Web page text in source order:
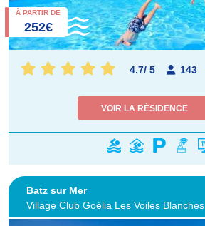
À PARTIR DE
252€
4.7/ 5 143
VOIR LA RÉSIDENCE
Batz sur Mer
Village Club Goélia Les Voiles Blanches